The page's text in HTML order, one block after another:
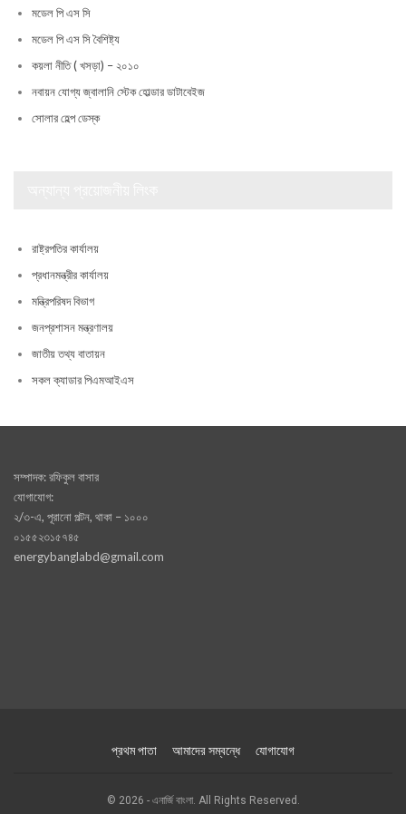
মডেল পি এস সি
মডেল পি এস সি বৈশিষ্ট্য
কয়লা নীতি ( খসড়া) – ২০১০
নবায়ন যোগ্য জ্বালানি স্টেক হোল্ডার ডাটাবেইজ
সোলার হেল্প ডেস্ক
রাষ্ট্রপতির কার্যালয়
প্রধানমন্ত্রীর কার্যালয়
মন্ত্রিপরিষদ বিভাগ
জনপ্রশাসন মন্ত্রণালয়
জাতীয় তথ্য বাতায়ন
সকল ক্যাডার পিএমআইএস
সম্পাদক: রফিকুল বাসার
যোগাযোগ:
২/৩-এ, পূরানো পল্টন, থাকা – ১০০০
০১৫৫২৩১৫৭৪৫
energybanglabd@gmail.com
প্রথম পাতা আমাদের সম্বন্ধে যোগাযোগ
© 2026 - এনার্জি বাংলা. All Rights Reserved.